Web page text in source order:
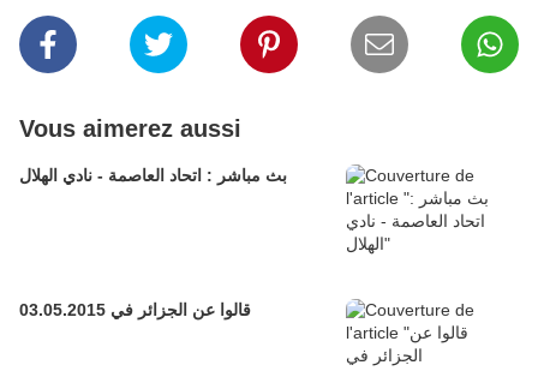
Vous aimerez aussi
بث مباشر : اتحاد العاصمة - نادي الهلال
قالوا عن الجزائر في 03.05.2015